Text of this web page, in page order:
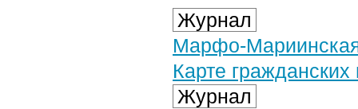
Журнал
Марфо-
Карте гражданских
Журнал